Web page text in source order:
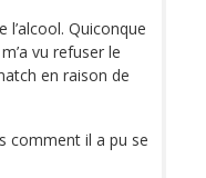
l’alcool. Quiconque
vu refuser le
en raison de
comment il a pu se